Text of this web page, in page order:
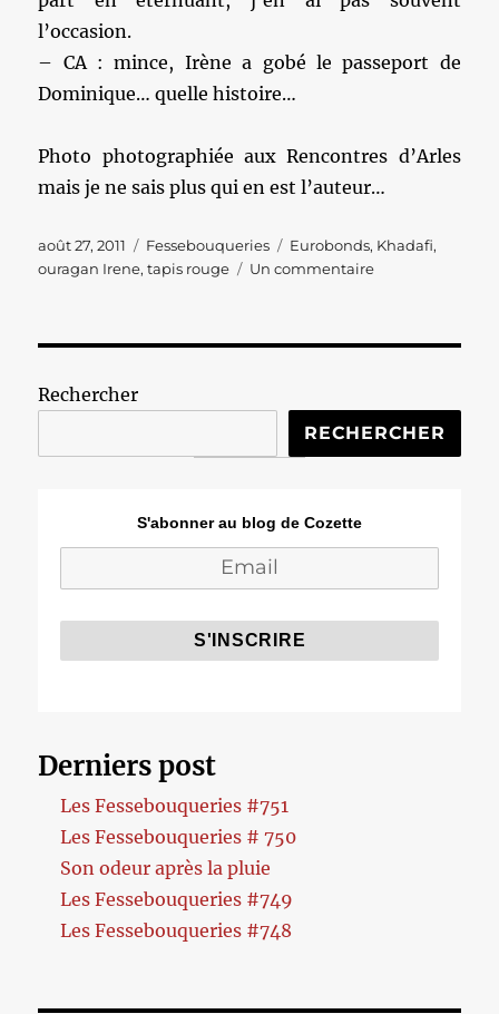
l’occasion.
– CA : mince, Irène a gobé le passeport de
Dominique… quelle histoire…
Photo photographiée aux Rencontres d’Arles
mais je ne sais plus qui en est l’auteur…
Publié
le
août 27, 2011 Catégories
Fessebouqueries Étiquettes
Eurobonds, Khadafi,
ouragan Irene,tapis rouge Un commentairesur
Rechercher
RECHERCHER
S'abonner au blog de Cozette
Derniers post
Les Fessebouqueries #751
Les Fessebouqueries # 750
Son odeur après la pluie
Les Fessebouqueries #749
Les Fessebouqueries #748